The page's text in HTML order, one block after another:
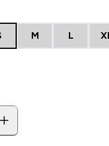
M L